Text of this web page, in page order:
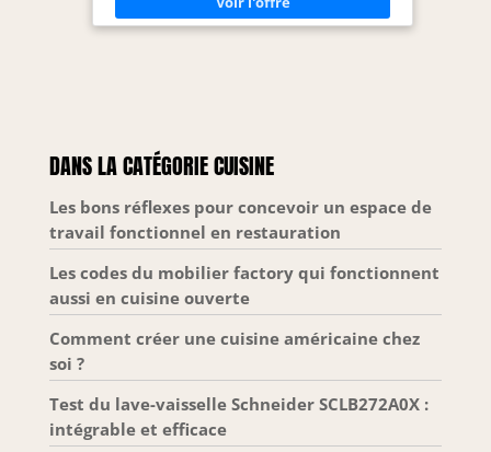
fraîcheur incomparable !
DANS LA CATÉGORIE CUISINE
Les bons réflexes pour concevoir un espace de
travail fonctionnel en restauration
Les codes du mobilier factory qui fonctionnent
aussi en cuisine ouverte
Comment créer une cuisine américaine chez
soi ?
Test du lave-vaisselle Schneider SCLB272A0X :
intégrable et efficace